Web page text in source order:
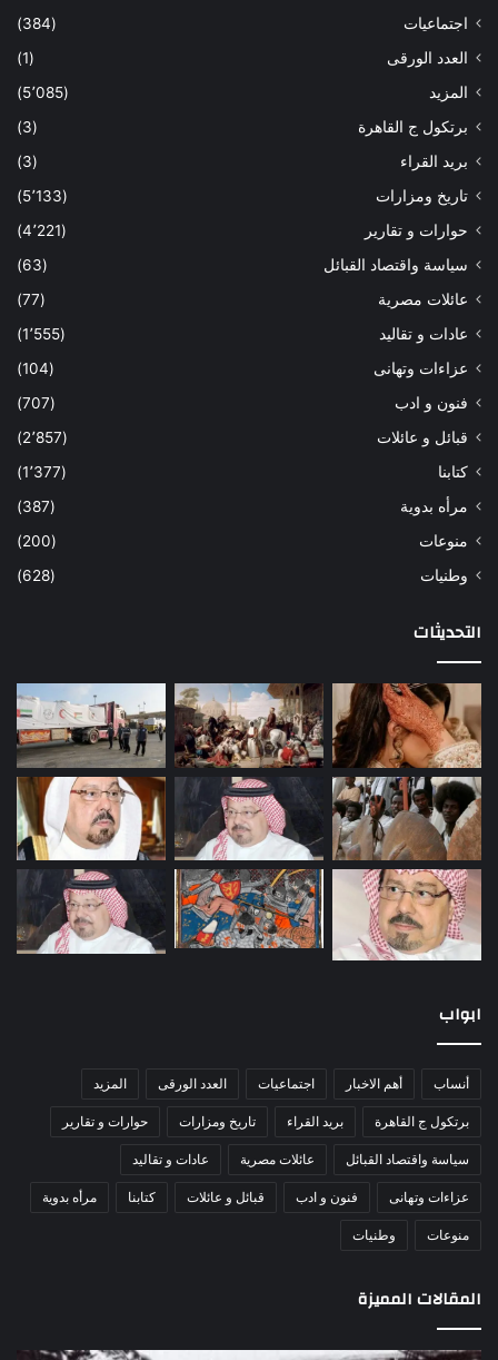
اجتماعيات
(384)
العدد الورقى
(1)
المزيد
(5٬085)
برتكول ج القاهرة
(3)
بريد القراء
(3)
تاريخ ومزارات
(5٬133)
حوارات و تقارير
(4٬221)
سياسة واقتصاد القبائل
(63)
عائلات مصرية
(77)
عادات و تقاليد
(1٬555)
عزاءات وتهانى
(104)
فنون و ادب
(707)
قبائل و عائلات
(2٬857)
كتابنا
(1٬377)
مرأه بدوية
(387)
منوعات
(200)
وطنيات
(628)
التحديثات
ابواب
أنساب أهم الاخبار اجتماعيات العدد الورقى المزيد
برتكول ج القاهرة بريد القراء تاريخ ومزارات حوارات و تقارير
سياسة واقتصاد القبائل عائلات مصرية عادات و تقاليد
عزاءات وتهانى فنون و ادب قبائل و عائلات كتابنا مرأه بدوية
منوعات وطنيات
المقالات المميزة